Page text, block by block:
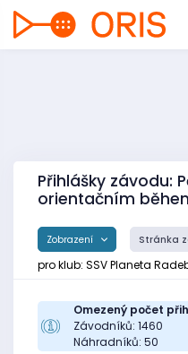
Přihlášky závodu:
orientačním
Zobrazení Stránka
pro klub: SSV Planeta
Omezený počet
Závodníků: 1460
Náhradníků: 50